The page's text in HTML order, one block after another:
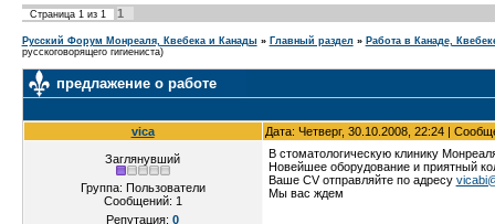
Страница 1из 1 1
Русский Форум Монреаля, Квебека и Канады » Главный раздел » Работа в Канаде,
русскоговорящего гигиениста)
предлажение о работе
vica Дата: Четверг, 30.10.2008, 22:24 |
Заглянувший
Группа: Пользователи
Сообщений: 1
Репутация:0
В стоматологическую клинику
Новейшее оборудование и приятный
Ваше CV отправляйте по адресу
Мы вас ждем